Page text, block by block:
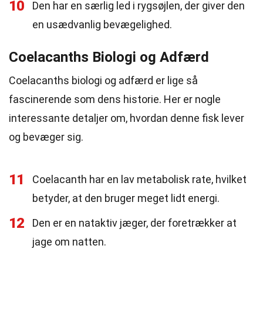
10
Den har en særlig led i rygsøjlen, der giver den
en usædvanlig bevægelighed.
Coelacanths Biologi og Adfærd
Coelacanths biologi og adfærd er lige så
fascinerende som dens historie. Her er nogle
interessante detaljer om, hvordan denne fisk lever
og bevæger sig.
11
Coelacanth har en lav metabolisk rate, hvilket
betyder, at den bruger meget lidt energi.
12
Den er en nataktiv jæger, der foretrækker at
jage om natten.